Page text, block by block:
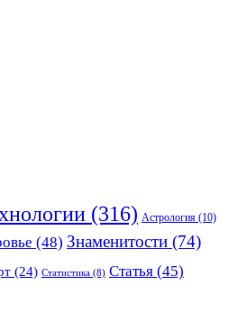
(316) Астрология (10)
(48) Знаменитости (74)
(24) Статистика (8) Статья (45)